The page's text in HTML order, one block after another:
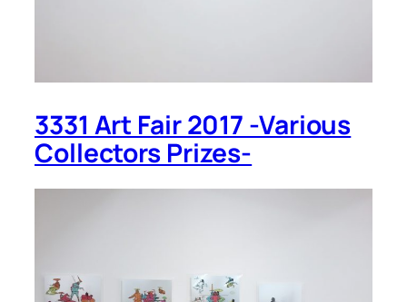
3331 Art Fair 2017 -Various
Collectors Prizes-